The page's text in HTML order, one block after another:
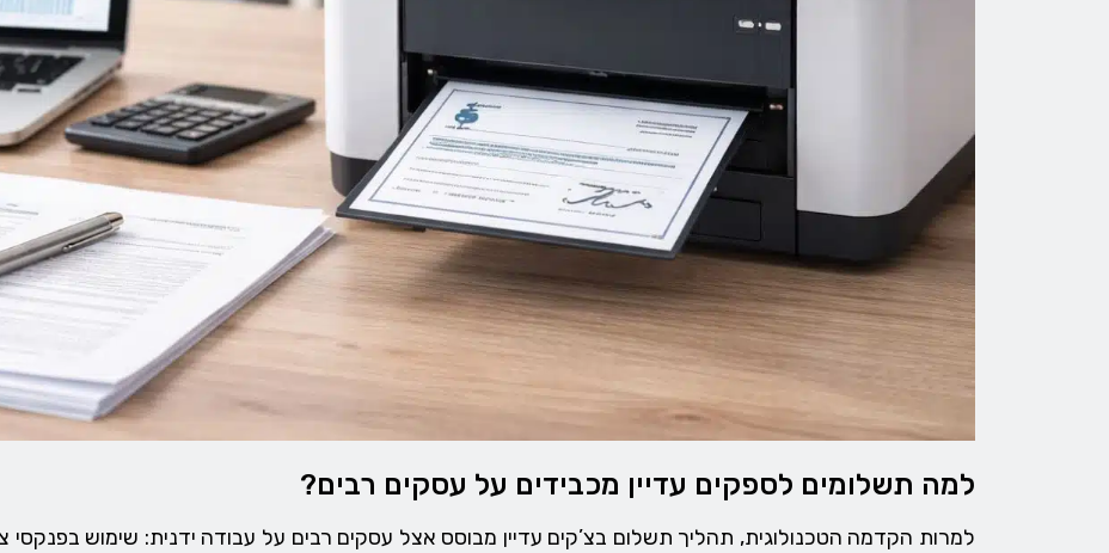
למה תשלומים לספקים עדיין מכבידים על עסקים רבים?
למרות הקדמה הטכנולוגית, תהליך תשלום בצ’קים עדיין מבוסס אצל עסקים רבים על עבודה ידנית: שימוש בפנקסי